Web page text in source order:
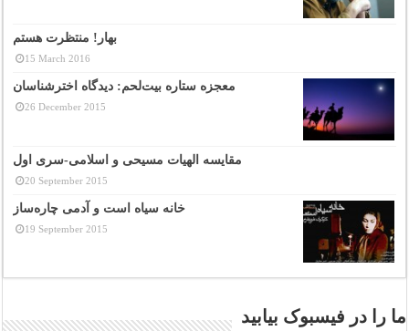
بهار! منتظرت هستم
15 March 2016
معجزه ستاره بیت‌لحم: دیدگاه اخترشناسان
26 December 2015
مقایسه الهیات مسیحی و اسلامی-سری اول
20 September 2015
خانه سیاه است و آدمی چاره‌ساز
19 September 2015
ما را در فیسبوک بیابید